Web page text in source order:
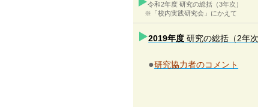
令和2年度 研究の総括（3年次）
※「校内実践研究会」にかえて
2019年度 研究の総括（2年次
●研究協力者のコメント